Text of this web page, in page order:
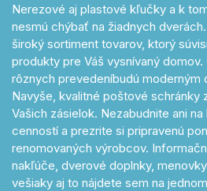
Nerezové aj plastové kľučky a k
nesmú chýbať na žiadnych
široký sortiment tovarov, ktorý
produkty pre Váš vysnívaný domov.
rôznych prevedeníbudú moderným
Navyše, kvalitné poštové schránky
Vašich zásielok. Nezabudnite ani
cenností a prezrite si pripravenú
renomovaných výrobcov.
nakľúče, dverové doplnky,
vešiaky aj to nájdete sem na